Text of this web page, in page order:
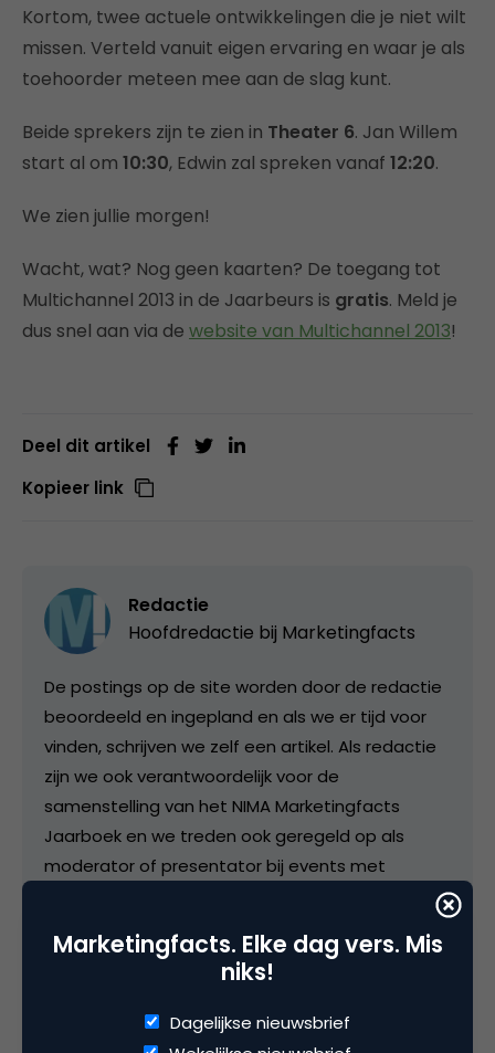
Kortom, twee actuele ontwikkelingen die je niet wilt
missen. Verteld vanuit eigen ervaring en waar je als
toehoorder meteen mee aan de slag kunt.
Beide sprekers zijn te zien in Theater 6. Jan Willem
start al om 10:30, Edwin zal spreken vanaf 12:20.
We zien jullie morgen!
Wacht, wat? Nog geen kaarten? De toegang tot
Multichannel 2013 in de Jaarbeurs is gratis. Meld je
dus snel aan via de website van Multichannel 2013!
Deel dit artikel
Kopieer link
Redactie
Hoofdredactie bij Marketingfacts
De postings op de site worden door de redactie
beoordeeld en ingepland en als we er tijd voor
vinden, schrijven we zelf een artikel. Als redactie
zijn we ook verantwoordelijk voor de
samenstelling van het NIMA Marketingfacts
Jaarboek en we treden ook geregeld op als
moderator of presentator bij events met
Marketingfacts. Elke dag vers. Mis
niks!
Dagelijkse nieuwsbrief